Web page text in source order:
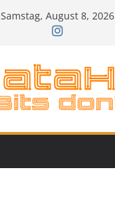
Samstag, August 8, 2026